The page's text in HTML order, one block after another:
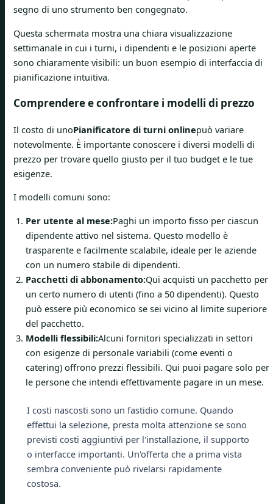
segno di uno strumento ben congegnato.
Questa schermata mostra una chiara visualizzazione
settimanale in cui i turni, i dipendenti e le posizioni aperte
sono chiaramente visibili: un buon esempio di interfaccia di
pianificazione intuitiva.
Comprendere e confrontare i modelli di prezzo
Il costo di unoPianificatore di turni onlinepuò variare
notevolmente. È importante conoscere i diversi modelli di
prezzo per trovare quello giusto per il tuo budget e le tue
esigenze.
I modelli comuni sono:
Per utente al mese:Paghi un importo fisso per ciascun
dipendente attivo nel sistema. Questo modello è
trasparente e facilmente scalabile, ideale per le aziende
con un numero stabile di dipendenti.
Pacchetti di abbonamento:Qui acquisti un pacchetto per
un certo numero di utenti (fino a 50 dipendenti). Questo
può essere più economico se sei vicino al limite superiore
del pacchetto.
Modelli flessibili:Alcuni fornitori specializzati in settori
con esigenze di personale variabili (come eventi o
catering) offrono prezzi flessibili. Qui puoi pagare solo per
le persone che intendi effettivamente pagare in un mese.
I costi nascosti sono un fastidio comune. Quando
effettui la selezione, presta molta attenzione se sono
previsti costi aggiuntivi per l'installazione, il supporto
o interfacce importanti. Un'offerta che a prima vista
sembra conveniente può rivelarsi rapidamente
costosa.